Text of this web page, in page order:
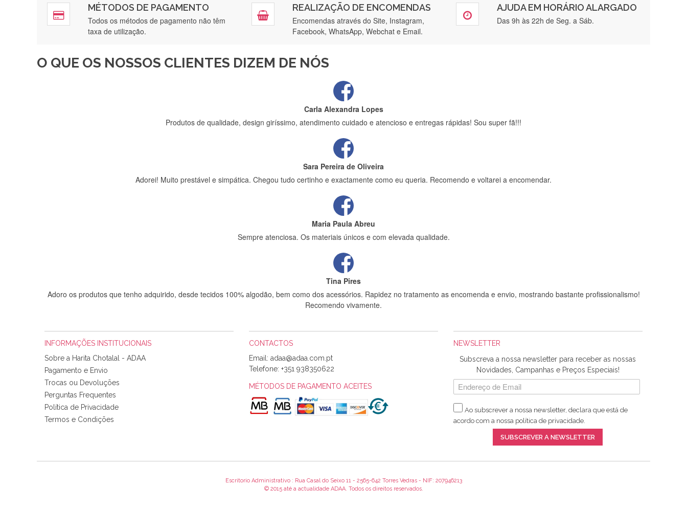
MÉTODOS DE PAGAMENTO
Todos os métodos de pagamento não têm
taxa de utilização.
REALIZAÇÃO DE ENCOMENDAS
Encomendas através do Site, Instagram,
Facebook, WhatsApp, Webchat e Email.
AJUDA EM HORÁRIO ALARGADO
Das 9h às 22h de Seg. a Sáb.
O QUE OS NOSSOS CLIENTES DIZEM DE NÓS
Rápido, atendimento 5*. Hoje chegará a segunda encomenda feita de muitas certamente❤️
Recebi a minha encomenda, rápida entrega e vinha muito bem protegida para o transporte, muito obrigada , serviço 5 estrelas
Carla Alexandra Lopes
Produtos de qualidade, design giríssimo, atendimento cuidado e atencioso e entregas rápidas! Sou super fã!!!
Sara Pereira de Oliveira
Adorei! Muito prestável e simpática. Chegou tudo certinho e exactamente como eu queria. Recomendo e voltarei a encomendar.
Maria Paula Abreu
Sempre atenciosa. Os materiais únicos e com elevada qualidade.
Tina Pires
Adoro os produtos que tenho adquirido, desde tecidos 100% algodão, bem como dos acessórios. Rapidez no tratamento as encomenda e envio, mostrando bastante profissionalismo!
Recomendo vivamente.
Sílvia Maria Bernardino Mestre
Informo que recebi hoje a encomenda, gostei muito dos tecidos.
Rosa Medeiros
Tudo chegou em condições, pois os produtos vieram muito bem acondicionados. Estou plenamente satisfeita com os produtos adquiridos. Relativamente à bolsa, tem um tecido com um
padrão e cores muito bonitas e a execução está perfeitíssima. Futuramente penso voltar a comprar na vossa loja, têm excelentes artigos a um preço muito justo. A expedição da
Alexandra Morais
INFORMAÇÕES INSTITUCIONAIS
Sobre a Harita Chotalal - ADAA
Pagamento e Envio
Trocas ou Devoluções
Perguntas Frequentes
Política de Privacidade
Termos e Condições
CONTACTOS
Email:
Telefone: +351 938350622
MÉTODOS DE PAGAMENTO ACEITES
NEWSLETTER
Subscreva a nossa newsletter para receber as nossas
Novidades, Campanhas e Preços Especiais!
Ao subscrever a nossa newsletter, declara que está de
acordo com a nossa política de privacidade.
SUBSCREVER A NEWSLETTER
Escritorio Administrativo : Rua Casal do Seixo 11 - 2565-642 Torres Vedras - NIF: 207946213
© 2015 até a actualidade ADAA. Todos os direitos reservados.